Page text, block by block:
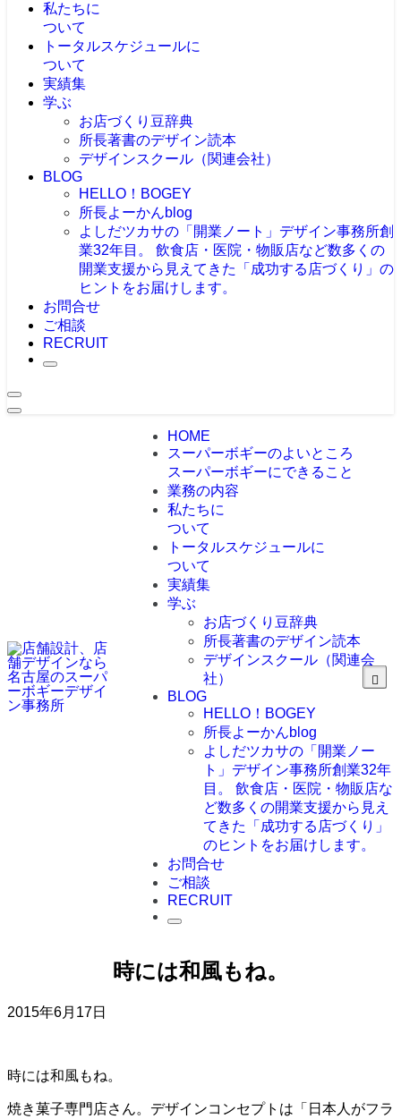
私たちに
ついて
トータルスケジュールに
ついて
実績集
学ぶ
お店づくり豆辞典
所長著書のデザイン読本
デザインスクール（関連会社）
BLOG
HELLO！BOGEY
所長よーかんblog
よしだツカサの「開業ノート」 デザイン事務所創
業32年目。 飲食店・医院・物販店など数多くの
開業支援から見えてきた「成功する店づくり」の
ヒントをお届けします。
お問合せ
ご相談
RECRUIT
HOME
スーパーボギーのよいところ
スーパーボギーにできること
業務の内容
私たちに
ついて
トータルスケジュールに
ついて
実績集
学ぶ
お店づくり豆辞典
所長著書のデザイン読本
デザインスクール（関連会
社）
BLOG
HELLO！BOGEY
所長よーかんblog
よしだツカサの「開業ノー
ト」 デザイン事務所創業32年
目。 飲食店・医院・物販店な
ど数多くの開業支援から見え
てきた「成功する店づくり」
のヒントをお届けします。
お問合せ
ご相談
RECRUIT
時には和風もね。
2015年6月17日
時には和風もね。
焼き菓子専門店さん。デザインコンセプトは「日本人がフラ